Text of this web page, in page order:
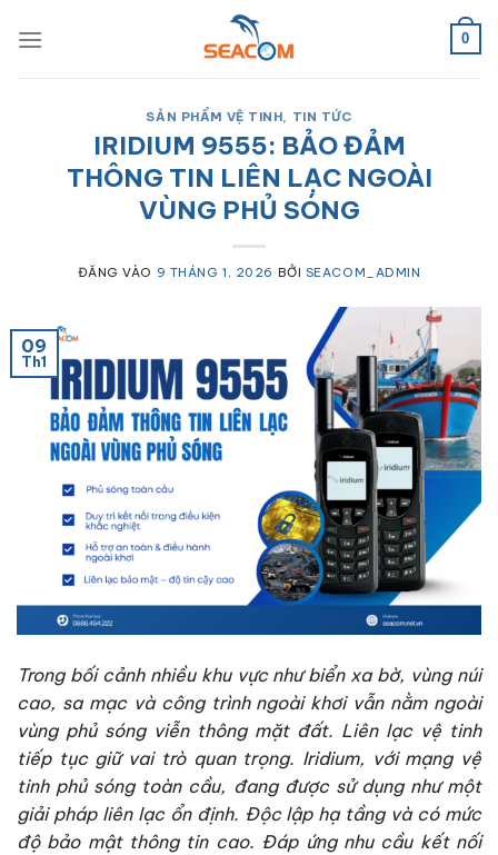
qua
0
SẢN PHẨM VỆ TINH, TIN TỨC
IRIDIUM 9555: BẢO ĐẢM
THÔNG TIN LIÊN LẠC NGOÀI
VÙNG PHỦ SÓNG
ĐĂNG VÀO 9 THÁNG 1, 2026 BỞI SEACOM_ADMIN
09
Th1
Trong bối cảnh nhiều khu vực như biển xa bờ, vùng núi
cao, sa mạc và công trình ngoài khơi vẫn nằm ngoài
vùng phủ sóng viễn thông mặt đất. Liên lạc vệ tinh
tiếp tục giữ vai trò quan trọng. Iridium, với mạng vệ
tinh phủ sóng toàn cầu, đang được sử dụng như một
giải pháp liên lạc ổn định. Độc lập hạ tầng và có mức
độ bảo mật thông tin cao. Đáp ứng nhu cầu kết nối